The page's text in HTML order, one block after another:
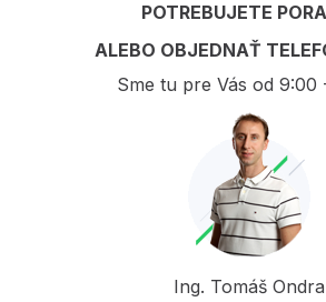
POTREBUJETE
ALEBO OBJEDNAŤ
Sme tu pre Vás od 9:00
Ing. Tomáš Ondra